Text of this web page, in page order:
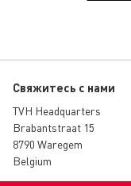
Свяжитесь с нами
TVH Headquarters
Brabantstraat 15
8790 Waregem
Belgium